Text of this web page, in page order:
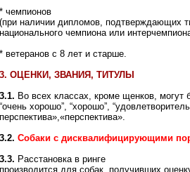
* чемпионов
(при наличии дипломов, подтверждающих
национального чемпиона или
* ветеранов с 8 лет и старше.
3. ОЦЕНКИ, ЗВАНИЯ, ТИТУЛЫ
3.1. Во всех классах, кроме щенков, могут
“очень хорошо”, “хорошо”,
перспектива»,«перспектива».
3.2. Собаки с дисквалифицирующими
3.3. Расстановка в ринге
производится для собак, получивших